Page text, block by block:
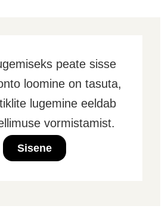
peate sisse
loomine on tasuta,
lugemine eeldab
vormistamist.
Sisene